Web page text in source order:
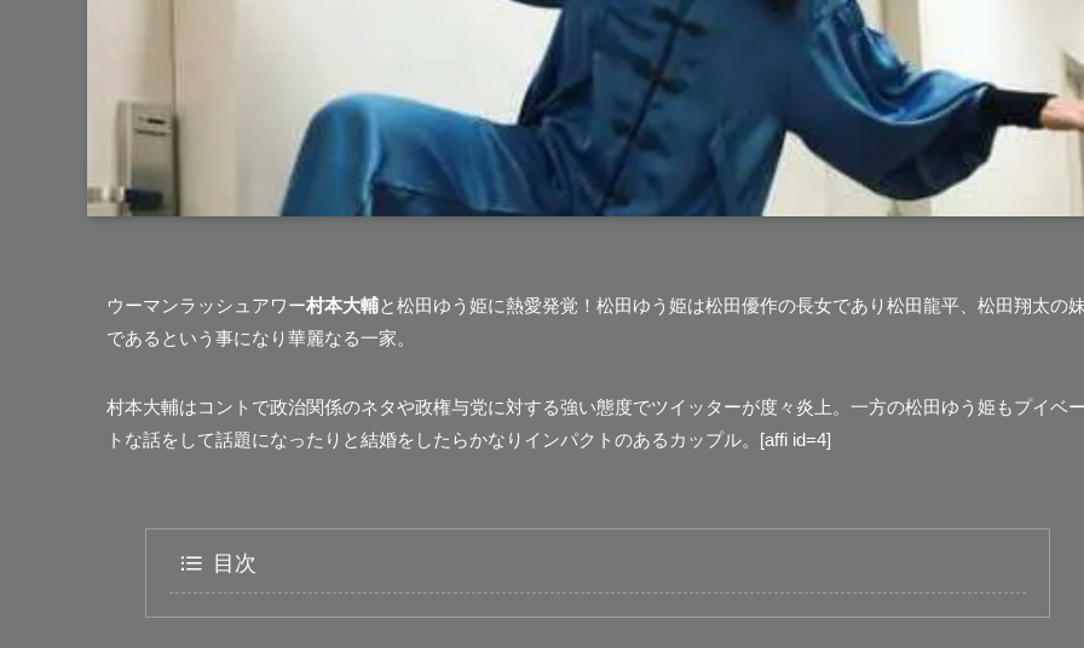
ウーマンラッシュアワー村本大輔と松田ゆう姫に熱愛発覚！松田ゆう姫は松田優作の長女であり松田龍平、松田翔太の妹
であるという事になり華麗なる一家。
村本大輔はコントで政治関係のネタや政権与党に対する強い態度でツイッターが度々炎上。一方の松田ゆう姫もプイベー
トな話をして話題になったりと結婚をしたらかなりインパクトのあるカップル。[affi id=4]
目次